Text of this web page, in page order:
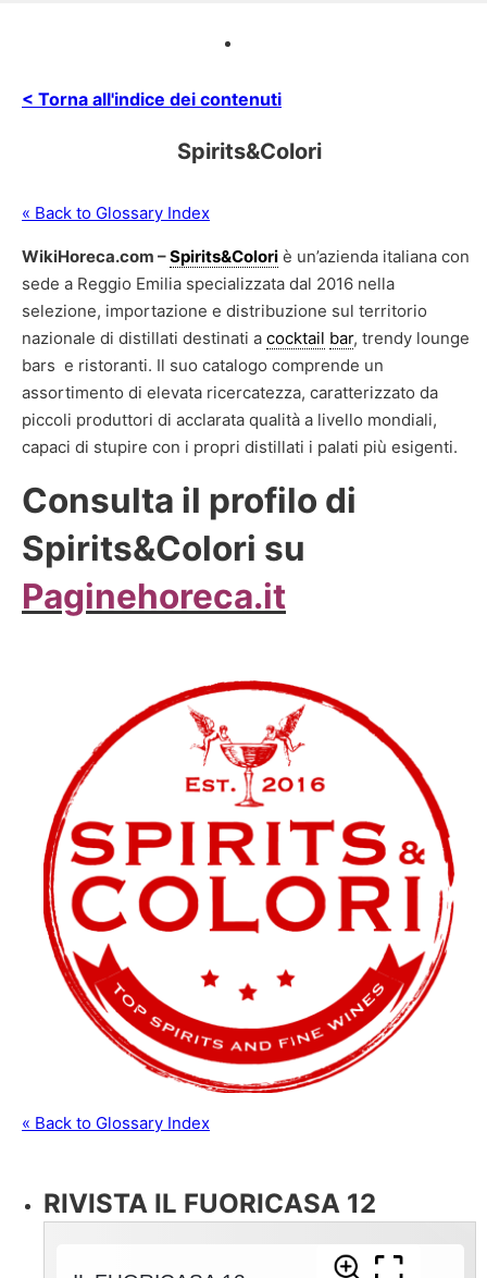
< Torna all'indice dei contenuti
Spirits&Colori
« Back to Glossary Index
WikiHoreca.com –Spirits&Colori è un’azienda italiana con
sede a Reggio Emilia specializzata dal 2016 nella
selezione, importazione e distribuzione sul territorio
nazionale di distillati destinati a cocktail bar, trendy lounge
bars e ristoranti. Il suo catalogo comprende un
assortimento di elevata ricercatezza, caratterizzato da
piccoli produttori di acclarata qualità a livello mondiali,
capaci di stupire con i propri distillati i palati più esigenti.
Consulta il profilo di
Spirits&Colori su
Paginehoreca.it
« Back to Glossary Index
RIVISTA IL FUORICASA 12